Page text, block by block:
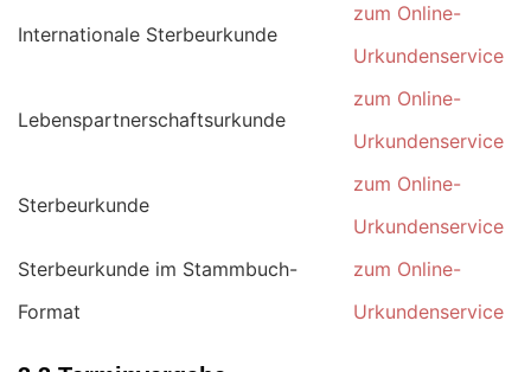
Internationale Sterbeurkunde
zum Online-
Urkundenservice
Lebenspartnerschaftsurkunde
zum Online-
Urkundenservice
Sterbeurkunde
zum Online-
Urkundenservice
Sterbeurkunde im Stammbuch-
Format
zum Online-
Urkundenservice